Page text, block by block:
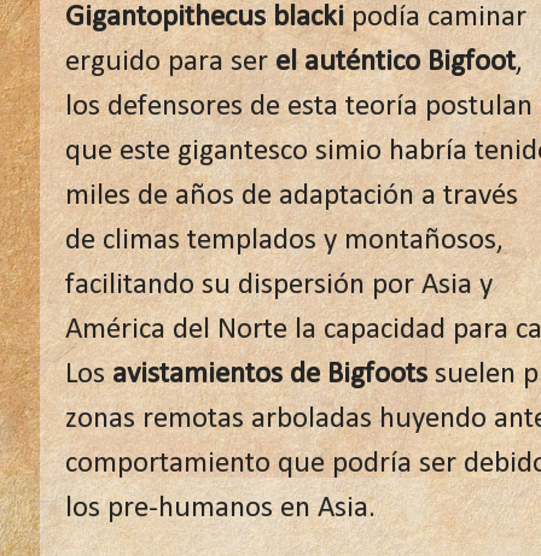
Gigantopithecus blackipodía caminar
erguido para serel auténtico Bigfoot,
los defensores de esta teoría postulan
que este gigantesco simio habría
miles de años de adaptación a través
de climas templados y montañosos,
facilitando su dispersión por Asia y
América del Norte la capacidad para
Los avistamientos de Bigfootssuelen
zonas remotas arboladas huyendo
comportamiento que podría ser
los pre-humanos en Asia.